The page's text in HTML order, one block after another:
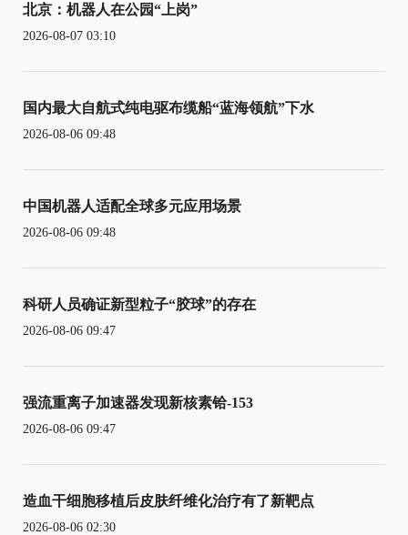
北京：机器人在公园“上岗”
2026-08-07 03:10
国内最大自航式纯电驱布缆船“蓝海领航”下水
2026-08-06 09:48
中国机器人适配全球多元应用场景
2026-08-06 09:48
科研人员确证新型粒子“胶球”的存在
2026-08-06 09:47
强流重离子加速器发现新核素铪-153
2026-08-06 09:47
造血干细胞移植后皮肤纤维化治疗有了新靶点
2026-08-06 02:30